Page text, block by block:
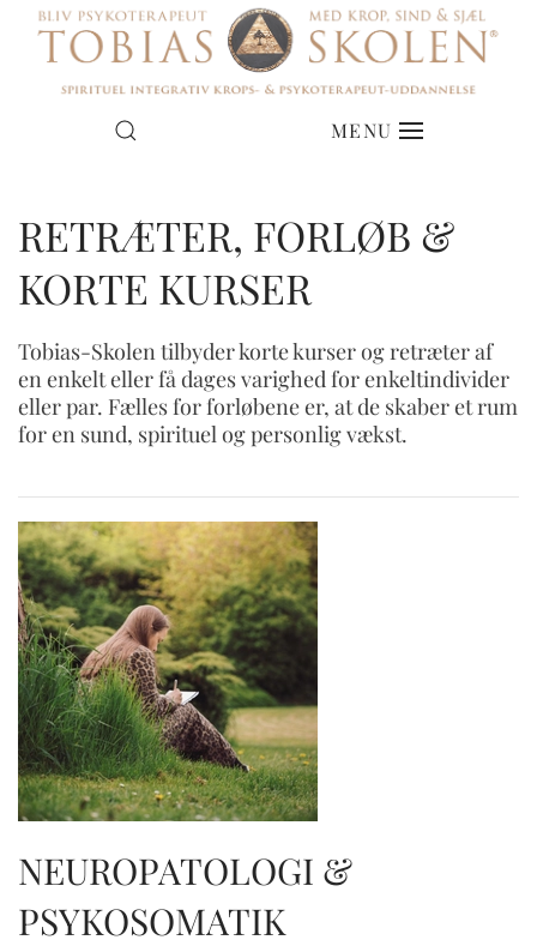
MENU
ER DET DIG?
NYE HOLD I JYLLAND
& PÅ SJÆLLAND
DATOER FOR OPSTART
RETRÆTER, FORLØB &
KORTE KURSER
Tobias-Skolen tilbyder korte kurser og retræter af
en enkelt eller få dages varighed for enkeltindivider
eller par. Fælles for forløbene er, at de skaber et rum
for en sund, spirituel og personlig vækst.
NEUROPATOLOGI &
PSYKOSOMATIK